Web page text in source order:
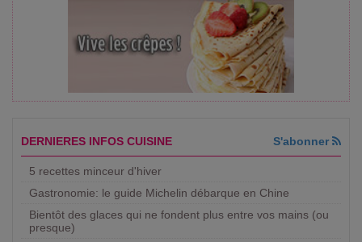
DERNIERES INFOS CUISINE S'abonner
5 recettes minceur d'hiver
Gastronomie: le guide Michelin débarque en Chine
Bientôt des glaces qui ne fondent plus entre vos mains (ou
presque)